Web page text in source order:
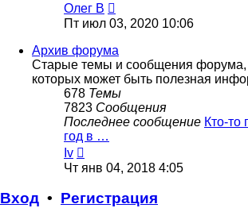
Олег В
к
последнему
сообщению
Пт июл 03, 2020 10:06
Архив форума
Старые темы и сообщения форума,
которых может быть полезная
678 Темы
7823 Сообщения
Последнее сообщение Кто-то
год в …
Iv
к
последнему
сообщению
Чт янв 04, 2018 4:05
Вход • Регистрация